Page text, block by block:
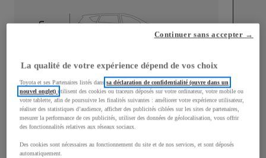
Longueur
3 631mm
mm
La qualité de votre expérience dépend de vos choix
Toyota et ses Partenaires listés danssa déclaration de confidentialité (ouvre dans un
nouvel onglet)utilisent des cookies ou traceurs déposés sur votre ordinateur, votre mobile ou
votre tablette, afin de poursuivre les finalités suivantes : améliorer votre expérience utilisateur,
réaliser des statistiques d’audience, afficher des publicités ciblées sur les sites de partenaires,
mesurer la performance de ces publicités, utiliser des données de géolocalisation, vous offrir
des fonctionnalités relatives aux réseaux sociaux.
Des cookies sont nécessaires au fonctionnement du site et de nos services, et sont déposés
automatiquement.
Continuer sans accepter →